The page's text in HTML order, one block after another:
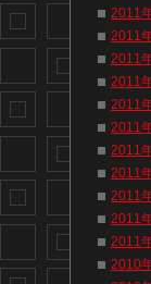
2011
2011
2011
2011
2011
2011
2011
2011
2011
2011
2011
2010